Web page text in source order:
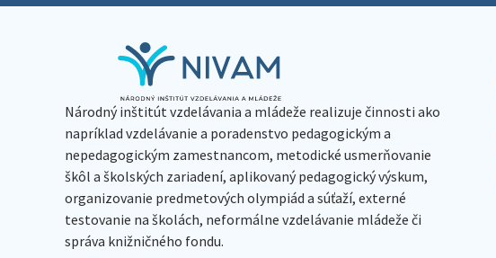
Národný inštitút vzdelávania a mládeže realizuje činnosti ako
napríklad vzdelávanie a poradenstvo pedagogickým a
nepedagogickým zamestnancom, metodické usmerňovanie
škôl a školských zariadení, aplikovaný pedagogický výskum,
organizovanie predmetových olympiád a súťaží, externé
testovanie na školách, neformálne vzdelávanie mládeže či
správa knižničného fondu.